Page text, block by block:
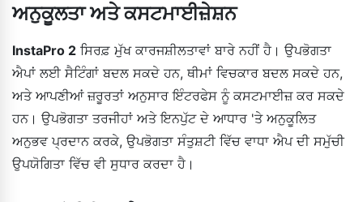
ਅਨੁਕੂਲਤਾ ਅਤੇ ਕਸਟਮਾਈਜ਼ੇਸ਼ਨ
InstaPro 2 ਸਿਰਫ਼ ਮੁੱਖ ਕਾਰਜਸ਼ੀਲਤਾਵਾਂ ਬਾਰੇ ਨਹੀਂ ਹੈ। ਉਪਭੋਗਤਾ
ਐਪਾਂ ਲਈ ਸੈਟਿੰਗਾਂ ਬਦਲ ਸਕਦੇ ਹਨ, ਥੀਮਾਂ ਵਿਚਕਾਰ ਬਦਲ ਸਕਦੇ ਹਨ,
ਅਤੇ ਆਪਣੀਆਂ ਜ਼ਰੂਰਤਾਂ ਅਨੁਸਾਰ ਇੰਟਰਫੇਸ ਨੂੰ ਕਸਟਮਾਈਜ਼ ਕਰ ਸਕਦੇ
ਹਨ। ਉਪਭੋਗਤਾ ਤਰਜੀਹਾਂ ਅਤੇ ਇਨਪੁੱਟ ਦੇ ਆਧਾਰ 'ਤੇ ਅਨੁਕੂਲਿਤ
ਅਨੁਭਵ ਪ੍ਰਦਾਨ ਕਰਕੇ, ਉਪਭੋਗਤਾ ਸੰਤੁਸ਼ਟੀ ਵਿੱਚ ਵਾਧਾ ਐਪ ਦੀ ਸਮੁੱਚੀ
ਉਪਯੋਗਿਤਾ ਵਿੱਚ ਵੀ ਸੁਧਾਰ ਕਰਦਾ ਹੈ।